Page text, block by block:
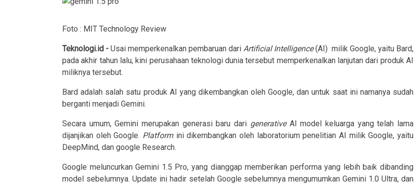
Foto : MIT Technology Review
Teknologi.id - Usai memperkenalkan pembaruan dari Artificial Intelligence(AI) milik Google, yaitu Bard,
pada akhir tahun lalu, kini perusahaan teknologi dunia tersebut memperkenalkan lanjutan dari produk AI
miliknya tersebut.
Bard adalah salah satu produk AI yang dikembangkan oleh Google, dan untuk saat ini namanya sudah
berganti menjadi Gemini.
Secara umum, Gemini merupakan generasi baru dari generativeAI model keluarga yang telah lama
dijanjikan oleh Google. Platformini dikembangkan oleh laboratorium penelitian AI milik Google, yaitu
DeepMind, dan google Research.
Google meluncurkan Gemini 1.5 Pro, yang dianggap memberikan performa yang lebih baik dibanding
model sebelumnya. Update ini hadir setelah Google sebelumnya mengumumkan Gemini 1.0 Ultra, dan